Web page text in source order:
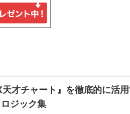
才チャート』を徹底的に活
ジック集